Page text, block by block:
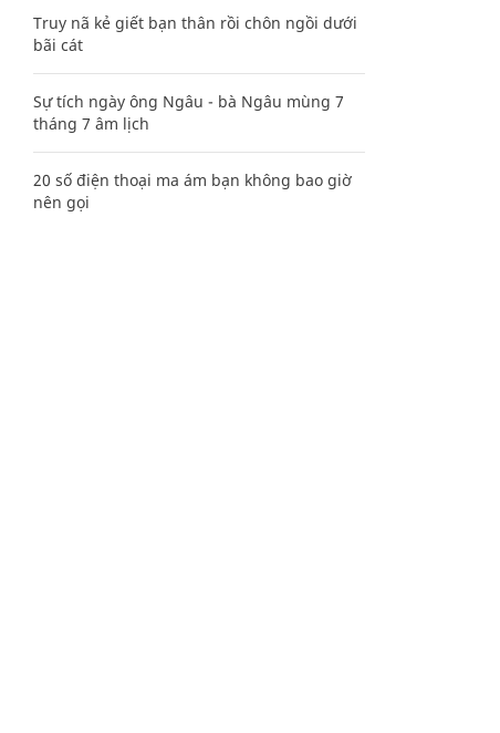
Truy nã kẻ giết bạn thân rồi chôn ngồi dưới
bãi cát
Sự tích ngày ông Ngâu - bà Ngâu mùng 7
tháng 7 âm lịch
20 số điện thoại ma ám bạn không bao giờ
nên gọi